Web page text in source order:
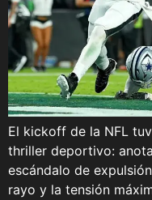
El kickoff de la NFL
thriller deportivo:
escándalo de
rayo y la tensión